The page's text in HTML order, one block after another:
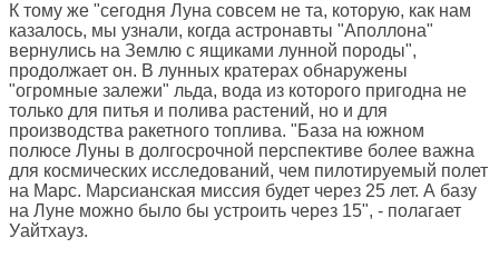
К тому же "сегодня Луна совсем не та, которую, как нам
казалось, мы узнали, когда астронавты "Аполлона"
вернулись на Землю с ящиками лунной породы",
продолжает он. В лунных кратерах обнаружены
"огромные залежи" льда, вода из которого пригодна не
только для питья и полива растений, но и для
производства ракетного топлива. "База на южном
полюсе Луны в долгосрочной перспективе более важна
для космических исследований, чем пилотируемый полет
на Марс. Марсианская миссия будет через 25 лет. А базу
на Луне можно было бы устроить через 15", - полагает
Уайтхауз.